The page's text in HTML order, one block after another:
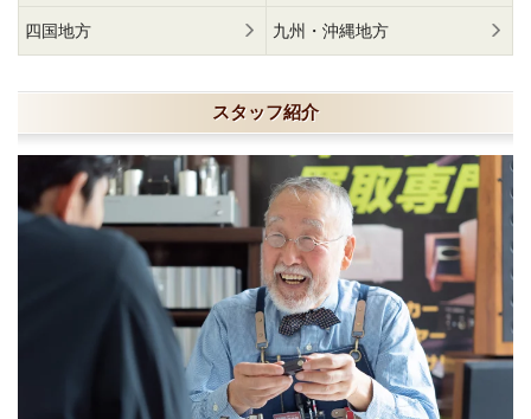
四国地方 九州・沖縄地方
スタッフ紹介